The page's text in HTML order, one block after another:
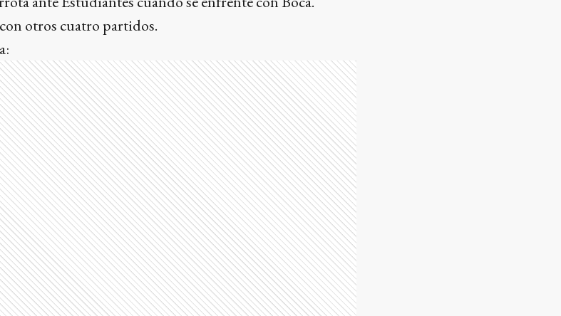
otros cuatro partidos.